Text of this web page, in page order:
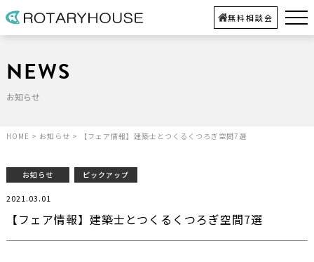
無料相談会
NEWS
お知らせ
HOME > お知らせ > 【フェア情報】建築士とつくるくつろぎ空間7選
お知らせ ピックアップ
【フェア情報】建築士とつくるくつろぎ空間7選
2021.03.01